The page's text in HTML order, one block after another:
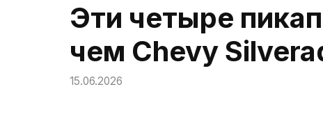
Эти четыре
чем Chevy
15.06.2026